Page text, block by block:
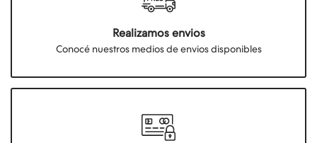
Realizamos envios
Conocé nuestros medios de envios disponibles